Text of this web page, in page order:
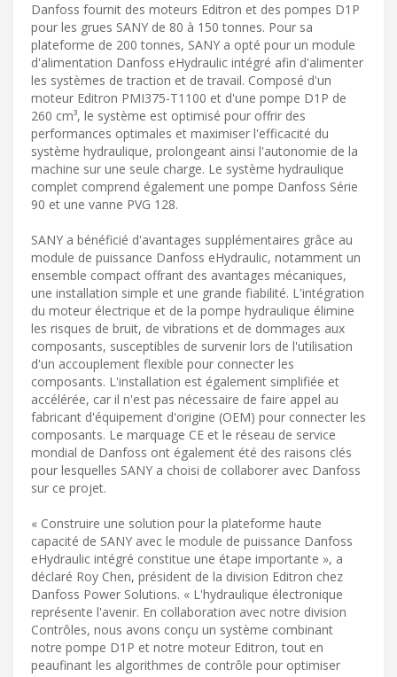
Danfoss fournit des moteurs Editron et des pompes D1P
pour les grues SANY de 80 à 150 tonnes. Pour sa
plateforme de 200 tonnes, SANY a opté pour un module
d'alimentation Danfoss eHydraulic intégré afin d'alimenter
les systèmes de traction et de travail. Composé d'un
moteur Editron PMI375-T1100 et d'une pompe D1P de
260 cm³, le système est optimisé pour offrir des
performances optimales et maximiser l'efficacité du
système hydraulique, prolongeant ainsi l'autonomie de la
machine sur une seule charge. Le système hydraulique
complet comprend également une pompe Danfoss Série
90 et une vanne PVG 128.
SANY a bénéficié d'avantages supplémentaires grâce au
module de puissance Danfoss eHydraulic, notamment un
ensemble compact offrant des avantages mécaniques,
une installation simple et une grande fiabilité. L'intégration
du moteur électrique et de la pompe hydraulique élimine
les risques de bruit, de vibrations et de dommages aux
composants, susceptibles de survenir lors de l'utilisation
d'un accouplement flexible pour connecter les
composants. L'installation est également simplifiée et
accélérée, car il n'est pas nécessaire de faire appel au
fabricant d'équipement d'origine (OEM) pour connecter les
composants. Le marquage CE et le réseau de service
mondial de Danfoss ont également été des raisons clés
pour lesquelles SANY a choisi de collaborer avec Danfoss
sur ce projet.
« Construire une solution pour la plateforme haute
capacité de SANY avec le module de puissance Danfoss
eHydraulic intégré constitue une étape importante », a
déclaré Roy Chen, président de la division Editron chez
Danfoss Power Solutions. « L'hydraulique électronique
représente l'avenir. En collaboration avec notre division
Contrôles, nous avons conçu un système combinant
notre pompe D1P et notre moteur Editron, tout en
peaufinant les algorithmes de contrôle pour optimiser